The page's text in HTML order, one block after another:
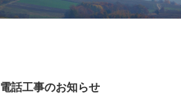
電話工事のお知らせ